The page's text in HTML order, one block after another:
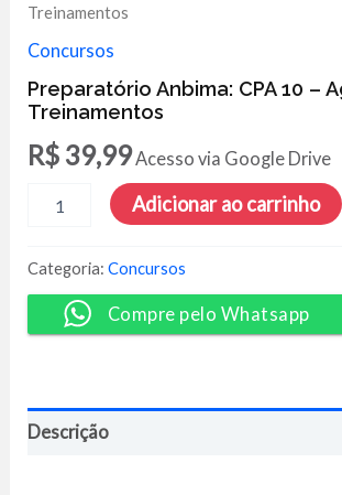
Treinamentos
Concursos
Preparatório Anbima: CPA 10 –
Treinamentos
R$ 39,99Acesso via Google Drive
Preparatório
Anbima:
10
-
Agora
Treinamentos
Adicionar ao carrinho
Categoria:Concursos
Compre pelo Whatsapp
Descrição